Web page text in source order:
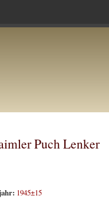
Puch Lenker
1945±15